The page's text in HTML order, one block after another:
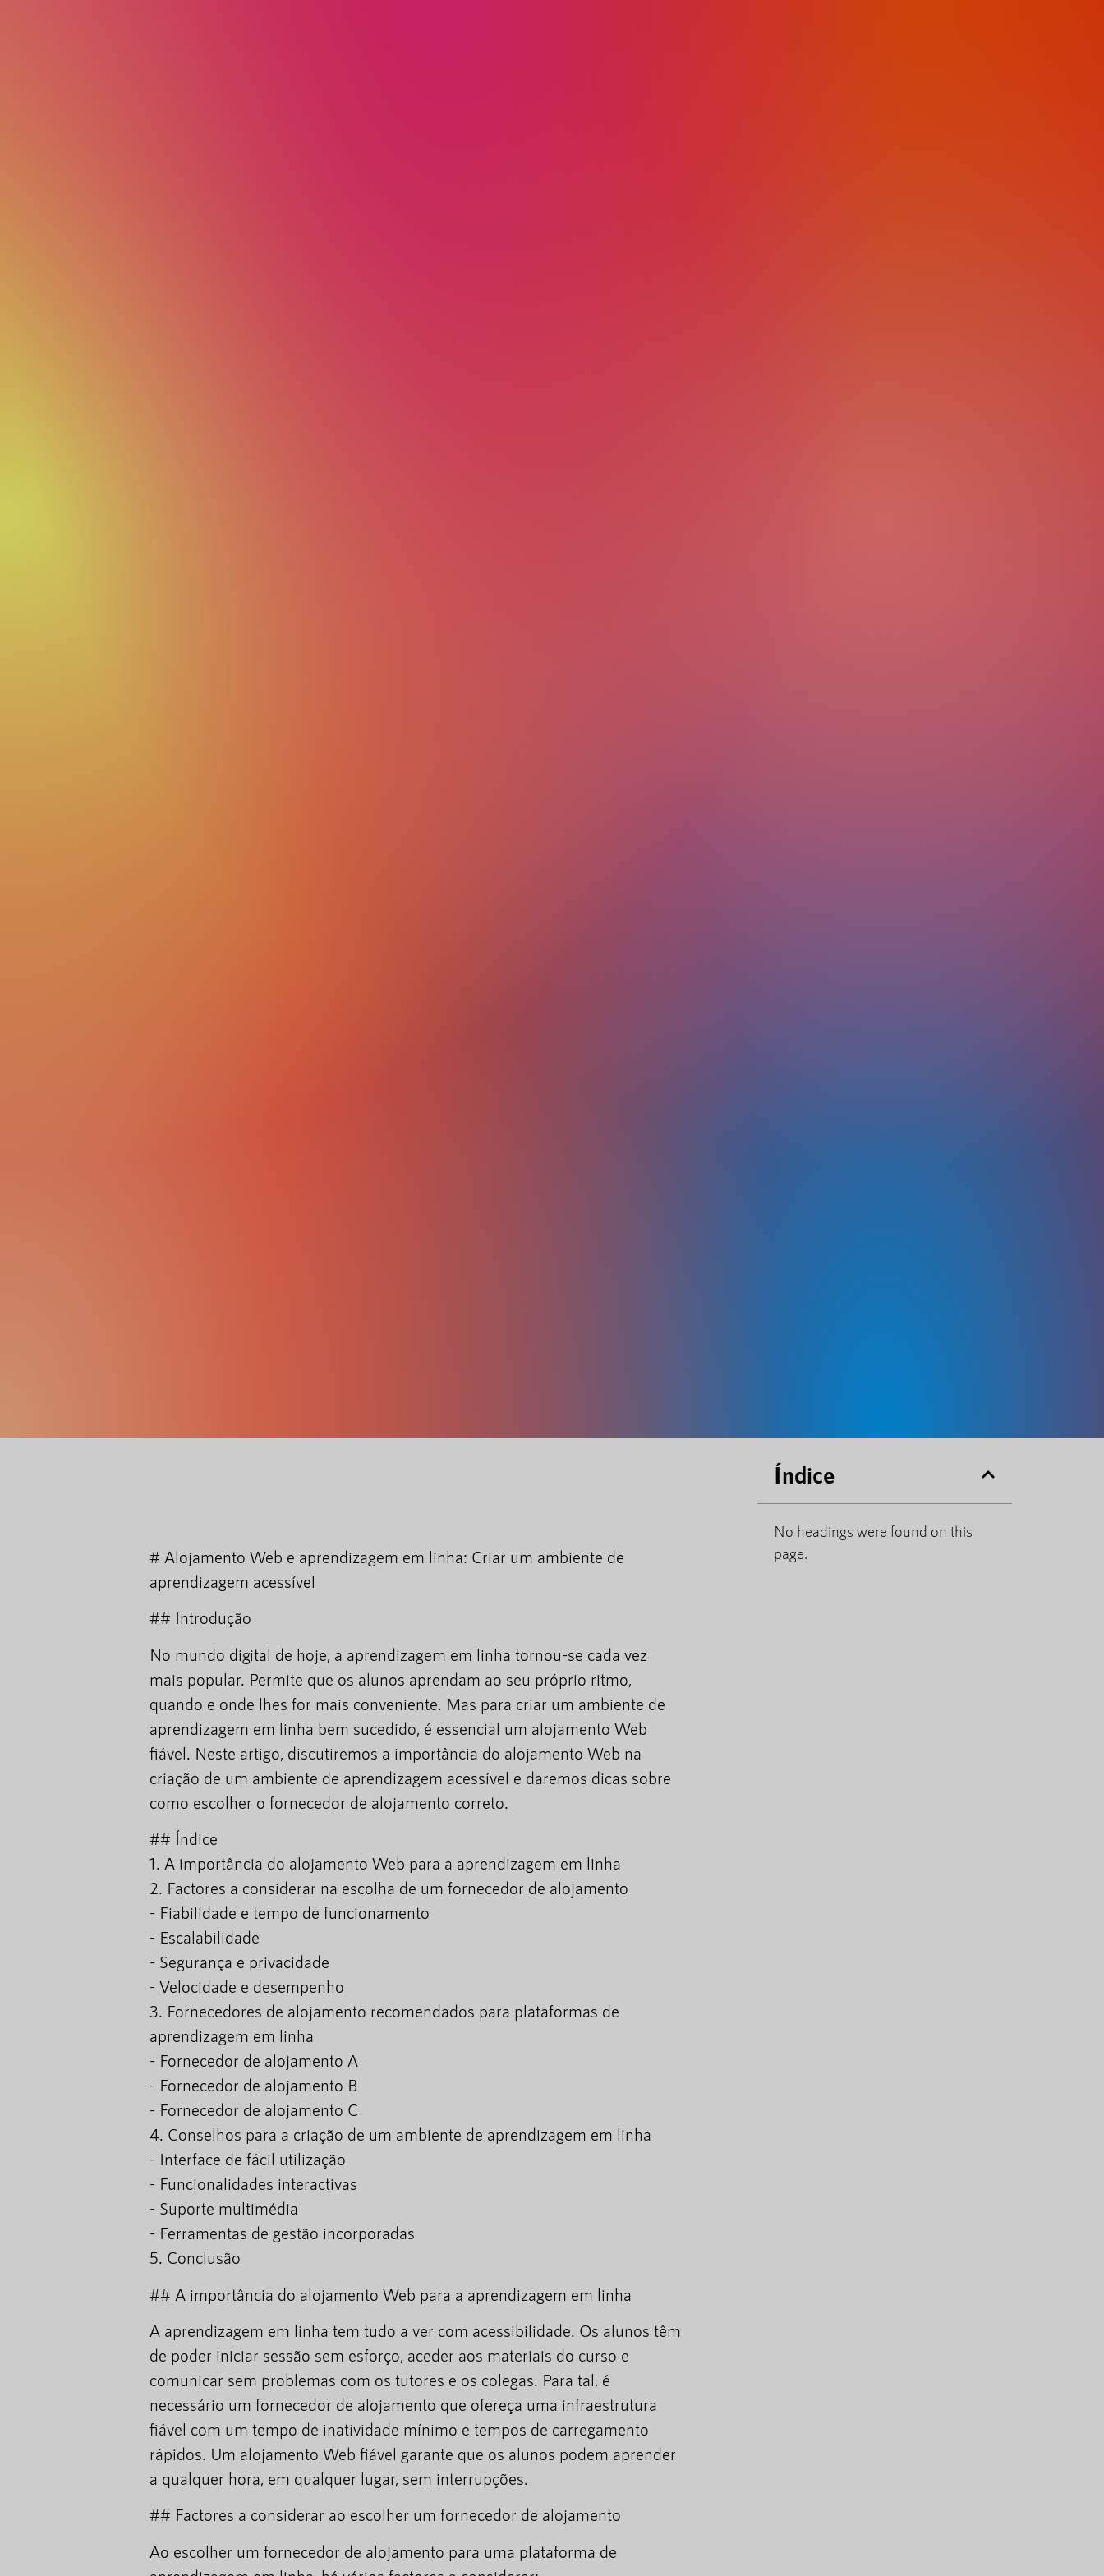
# Alojamento Web e aprendizagem em linha: Criar um ambiente de
aprendizagem acessível
## Introdução
No mundo digital de hoje, a aprendizagem em linha tornou-se cada vez
mais popular. Permite que os alunos aprendam ao seu próprio ritmo,
quando e onde lhes for mais conveniente. Mas para criar um ambiente de
aprendizagem em linha bem sucedido, é essencial um alojamento Web
fiável. Neste artigo, discutiremos a importância do alojamento Web na
criação de um ambiente de aprendizagem acessível e daremos dicas sobre
como escolher o fornecedor de alojamento correto.
## Índice
1. A importância do alojamento Web para a aprendizagem em linha
2. Factores a considerar na escolha de um fornecedor de alojamento
- Fiabilidade e tempo de funcionamento
- Escalabilidade
- Segurança e privacidade
- Velocidade e desempenho
3. Fornecedores de alojamento recomendados para plataformas de
aprendizagem em linha
- Fornecedor de alojamento A
- Fornecedor de alojamento B
- Fornecedor de alojamento C
4. Conselhos para a criação de um ambiente de aprendizagem em linha
- Interface de fácil utilização
- Funcionalidades interactivas
- Suporte multimédia
- Ferramentas de gestão incorporadas
5. Conclusão
## A importância do alojamento Web para a aprendizagem em linha
A aprendizagem em linha tem tudo a ver com acessibilidade. Os alunos têm
de poder iniciar sessão sem esforço, aceder aos materiais do curso e
comunicar sem problemas com os tutores e os colegas. Para tal, é
necessário um fornecedor de alojamento que ofereça uma infraestrutura
fiável com um tempo de inatividade mínimo e tempos de carregamento
rápidos. Um alojamento Web fiável garante que os alunos podem aprender
a qualquer hora, em qualquer lugar, sem interrupções.
## Factores a considerar ao escolher um fornecedor de alojamento
Ao escolher um fornecedor de alojamento para uma plataforma de
Índice
No headings were found on this
page.